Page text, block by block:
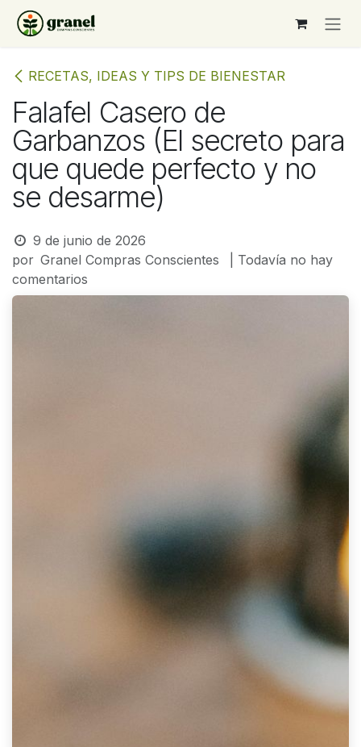
Ir al contenido
RECETAS, IDEAS Y TIPS DE BIENESTAR
Falafel Casero de
Garbanzos (El secreto para
que quede perfecto y no
se desarme)
9 de junio de 2026
por Granel Compras Conscientes
| Todavía no hay
comentarios